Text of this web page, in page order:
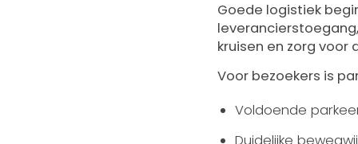
Goede logistiek
kruisen en zorg
Voor bezoekers is
Voldoende